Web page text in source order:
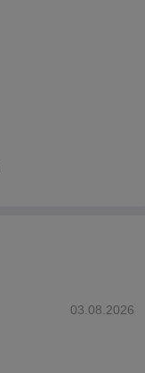
03.08.2026